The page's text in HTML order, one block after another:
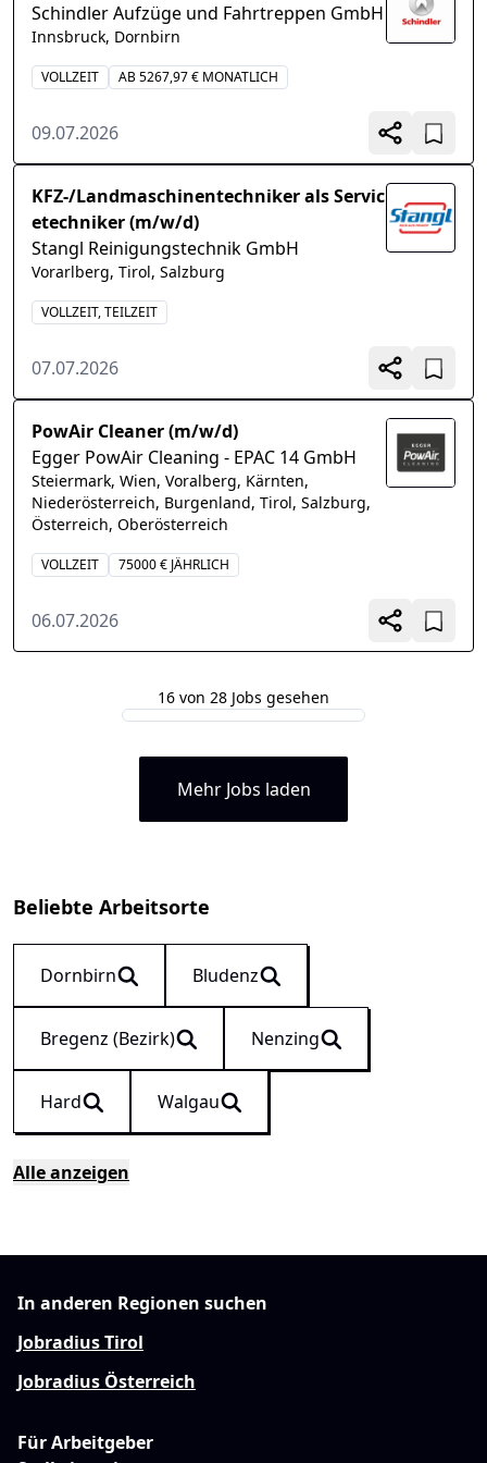
Schindler Aufzüge und Fahrtreppen GmbH
Innsbruck, Dornbirn
VOLLZEIT AB 5267,97 € MONATLICH
09.07.2026
KFZ-/Landmaschinentechniker als Servic
etechniker (m/w/d)
Stangl Reinigungstechnik GmbH
Vorarlberg, Tirol, Salzburg
VOLLZEIT, TEILZEIT
07.07.2026
PowAir Cleaner (m/w/d)
Egger PowAir Cleaning - EPAC 14 GmbH
Steiermark, Wien, Voralberg, Kärnten,
Niederösterreich, Burgenland, Tirol, Salzburg,
Österreich, Oberösterreich
VOLLZEIT 75000 € JÄHRLICH
06.07.2026
16 von 28 Jobs gesehen
Mehr Jobs laden
Beliebte Arbeitsorte
Dornbirn Bludenz
Bregenz (Bezirk) Nenzing
Hard Walgau
Alle anzeigen
In anderen Regionen suchen
Jobradius Tirol
Jobradius Österreich
Für Arbeitgeber